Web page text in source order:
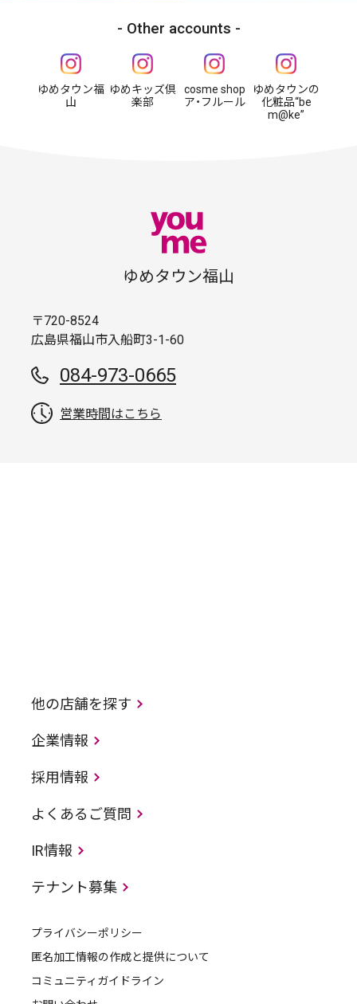
Other accounts
ゆめタウン福
山
ゆめキッズ倶
楽部
cosme shop
ア・フルール
ゆめタウンの
化粧品“be
m@ke”
ゆめタウン福山
〒720-8524
広島県福山市入船町3-1-60
084-973-0665
営業時間はこちら
他の店舗を探す
企業情報
採用情報
よくあるご質問
IR情報
テナント募集
プライバシーポリシー
匿名加工情報の作成と提供について
コミュニティガイドライン